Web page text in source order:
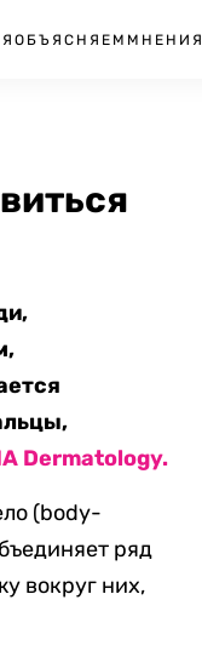
ОБЪЯСНЯЕМ МНЕНИЯ
Dermatology.
(body-
ряд
вокруг них,